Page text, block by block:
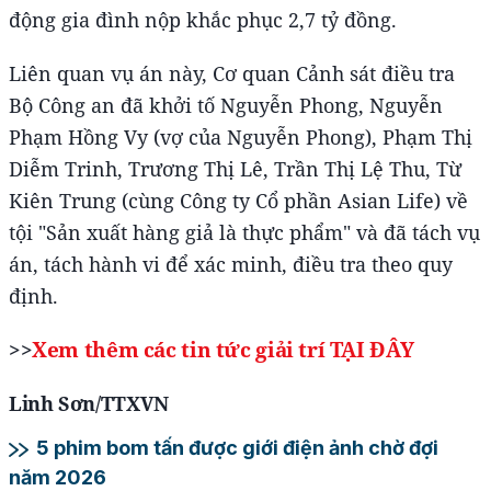
động gia đình nộp khắc phục 2,7 tỷ đồng.
Liên quan vụ án này, Cơ quan Cảnh sát điều tra
Bộ Công an đã khởi tố Nguyễn Phong, Nguyễn
Phạm Hồng Vy (vợ của Nguyễn Phong), Phạm Thị
Diễm Trinh, Trương Thị Lê, Trần Thị Lệ Thu, Từ
Kiên Trung (cùng Công ty Cổ phần Asian Life) về
tội "Sản xuất hàng giả là thực phẩm" và đã tách vụ
án, tách hành vi để xác minh, điều tra theo quy
định.
>>Xem thêm các tin tức giải trí TẠI ĐÂY
Linh Sơn/TTXVN
5 phim bom tấn được giới điện ảnh chờ đợi
năm 2026